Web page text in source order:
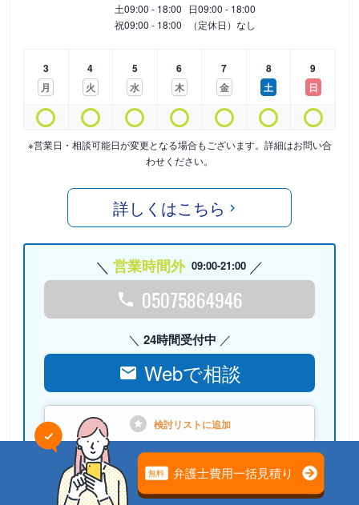
土09:00 - 18:00 日09:00 - 18:00
祝09:00 - 18:00 （定休日）なし
3
月
4
火
5
水
6
木
7
金
8
土
9
日
※営業日・相談可能日が変更となる場合もございます。詳細はお問い合
わせください。
詳しくはこちら
営業時間外 09:00-21:00
05075864946
24時間受付中
Webで相談
検討リストに追加
PR